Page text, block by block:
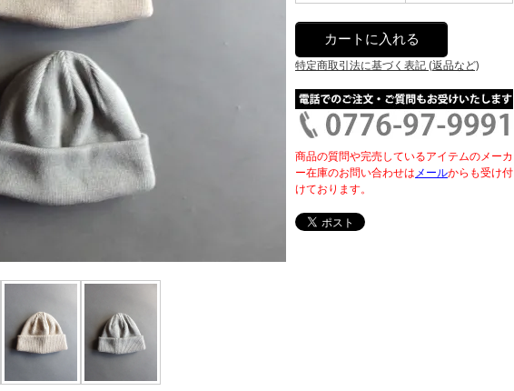
特定商取引法に基づく表記 (返品など)
商品の質問や完売しているアイテムのメーカ
ー在庫のお問い合わせはメールからも受け付
けております。